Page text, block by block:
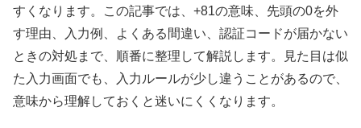
すくなります。この記事では、+81の意味、先頭の0を外
す理由、入力例、よくある間違い、認証コードが届かない
ときの対処まで、順番に整理して解説します。見た目は似
た入力画面でも、入力ルールが少し違うことがあるので、
意味から理解しておくと迷いにくくなります。